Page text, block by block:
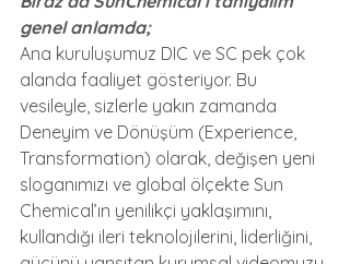
genel anlamda;
Ana kuruluşumuz DIC ve SC pek çok
alanda faaliyet gösteriyor. Bu
vesileyle, sizlerle yakın zamanda
Deneyim ve Dönüşüm (Experience,
Transformation) olarak, değişen yeni
sloganımızı ve global ölçekte Sun
Chemical’ın yenilikçi yaklaşımını,
kullandığı ileri teknolojilerini, liderliğini,